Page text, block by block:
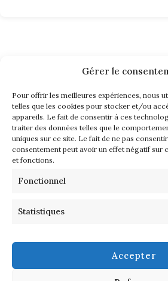
Gérer le
Pour offrir les meilleures expériences, nous
telles que les cookies pour stocker et/ou
appareils. Le fait de consentir à ces
traiter des données telles que le
uniques sur ce site. Le fait de ne pas
consentement peut avoir un effet négatif sur
et fonctions.
Fonctionnel
Statistiques
Accepter
SERVICES
CONTACT